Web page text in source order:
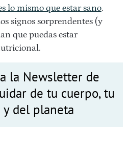
lo mismo que estar sano.
signos sorprendentes (y
que puedas estar
la Newsletter de
de tu cuerpo, tu
y del planeta